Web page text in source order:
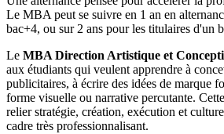
Le MBA peut se suivre en 1 an en
bac+4, ou sur 2 ans pour les titulaires d'un
Le MBA Direction Artistique et
aux étudiants qui veulent apprendre à
publicitaires, à écrire des idées de marque
forme visuelle ou narrative percutante.
relier stratégie, création, exécution et
cadre très professionnalisant.